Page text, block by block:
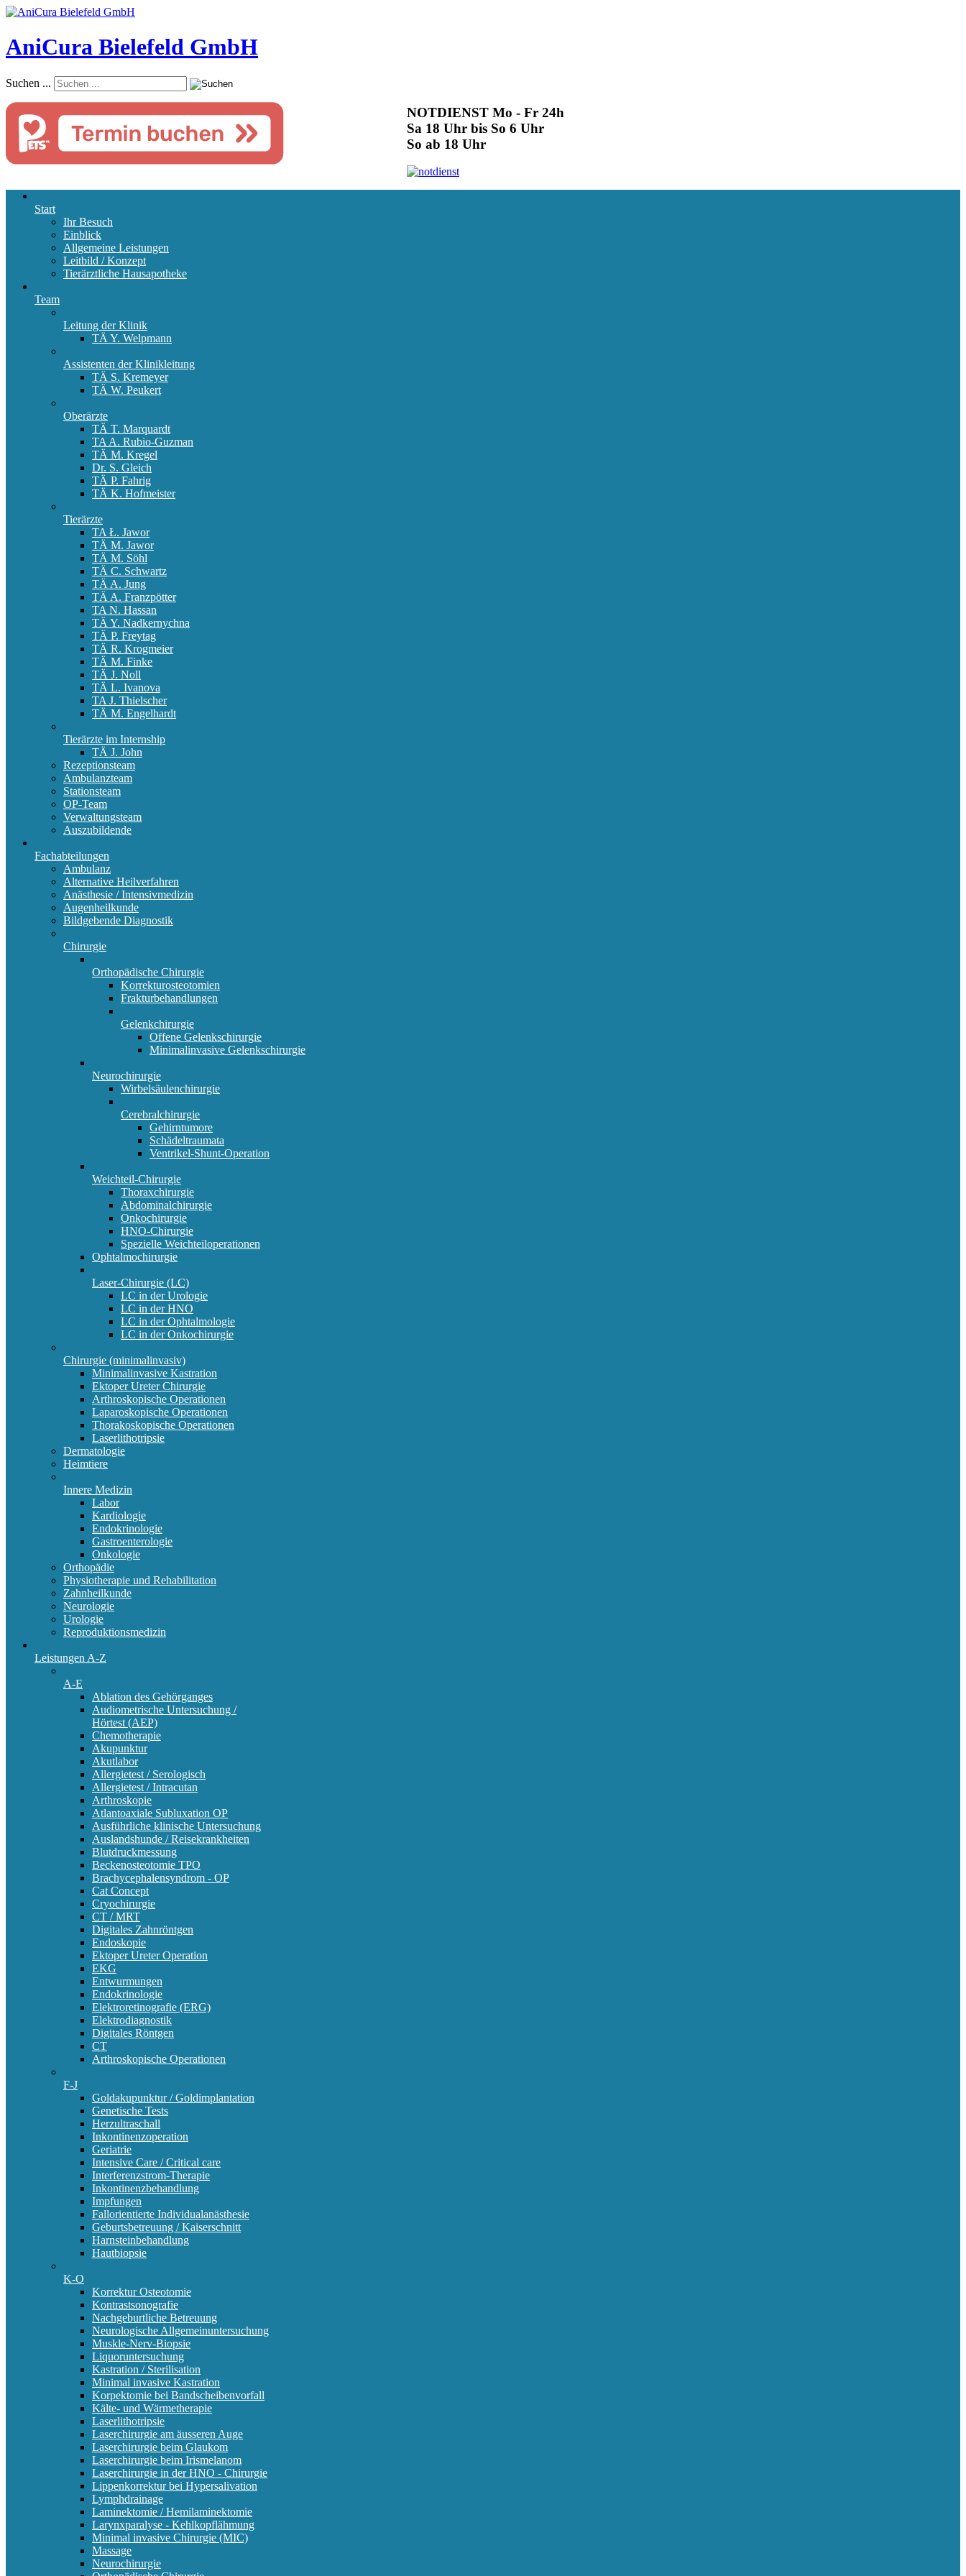
AniCura Bielefeld GmbH
Suchen ...
NOTDIENST Mo - Fr 24h
Sa 18 Uhr bis So 6 Uhr
So ab 18 Uhr
Start
Ihr Besuch
Einblick
Allgemeine Leistungen
Leitbild / Konzept
Tierärztliche Hausapotheke
Team
Leitung der Klinik
TÄ Y. Welpmann
Assistenten der Klinikleitung
TÄ S. Kremeyer
TÄ W. Peukert
Oberärzte
TÄ T. Marquardt
TA A. Rubio-Guzman
TÄ M. Kregel
Dr. S. Gleich
TÄ P. Fahrig
TÄ K. Hofmeister
Tierärzte
TA Ł. Jawor
TÄ M. Jawor
TÄ M. Söhl
TÄ C. Schwartz
TÄ A. Jung
TÄ A. Franzpötter
TA N. Hassan
TÄ Y. Nadkernychna
TÄ P. Freytag
TÄ R. Krogmeier
TÄ M. Finke
TÄ J. Noll
TÄ L. Ivanova
TA J. Thielscher
TÄ M. Engelhardt
Tierärzte im Internship
TÄ J. John
Rezeptionsteam
Ambulanzteam
Stationsteam
OP-Team
Verwaltungsteam
Auszubildende
Fachabteilungen
Ambulanz
Alternative Heilverfahren
Anästhesie / Intensivmedizin
Augenheilkunde
Bildgebende Diagnostik
Chirurgie
Orthopädische Chirurgie
Korrekturosteotomien
Frakturbehandlungen
Gelenkchirurgie
Offene Gelenkschirurgie
Minimalinvasive Gelenkschirurgie
Neurochirurgie
Wirbelsäulenchirurgie
Cerebralchirurgie
Gehirntumore
Schädeltraumata
Ventrikel-Shunt-Operation
Weichteil-Chirurgie
Thoraxchirurgie
Abdominalchirurgie
Onkochirurgie
HNO-Chirurgie
Spezielle Weichteiloperationen
Ophtalmochirurgie
Laser-Chirurgie (LC)
LC in der Urologie
LC in der HNO
LC in der Ophtalmologie
LC in der Onkochirurgie
Chirurgie (minimalinvasiv)
Minimalinvasive Kastration
Ektoper Ureter Chirurgie
Arthroskopische Operationen
Laparoskopische Operationen
Thorakoskopische Operationen
Laserlithotripsie
Dermatologie
Heimtiere
Innere Medizin
Labor
Kardiologie
Endokrinologie
Gastroenterologie
Onkologie
Orthopädie
Physiotherapie und Rehabilitation
Zahnheilkunde
Neurologie
Urologie
Reproduktionsmedizin
Leistungen A-Z
A-E
Ablation des Gehörganges
Audiometrische Untersuchung /
Hörtest (AEP)
Chemotherapie
Akupunktur
Akutlabor
Allergietest / Serologisch
Allergietest / Intracutan
Arthroskopie
Atlantoaxiale Subluxation OP
Ausführliche klinische Untersuchung
Auslandshunde / Reisekrankheiten
Blutdruckmessung
Beckenosteotomie TPO
Brachycephalensyndrom - OP
Cat Concept
Cryochirurgie
CT / MRT
Digitales Zahnröntgen
Endoskopie
Ektoper Ureter Operation
EKG
Entwurmungen
Endokrinologie
Elektroretinografie (ERG)
Elektrodiagnostik
Digitales Röntgen
CT
Arthroskopische Operationen
F-J
Goldakupunktur / Goldimplantation
Genetische Tests
Herzultraschall
Inkontinenzoperation
Geriatrie
Intensive Care / Critical care
Interferenzstrom-Therapie
Inkontinenzbehandlung
Impfungen
Fallorientierte Individualanästhesie
Geburtsbetreuung / Kaiserschnitt
Harnsteinbehandlung
Hautbiopsie
K-O
Korrektur Osteotomie
Kontrastsonografie
Nachgeburtliche Betreuung
Neurologische Allgemeinuntersuchung
Muskle-Nerv-Biopsie
Liquoruntersuchung
Kastration / Sterilisation
Minimal invasive Kastration
Korpektomie bei Bandscheibenvorfall
Kälte- und Wärmetherapie
Laserlithotripsie
Laserchirurgie am äusseren Auge
Laserchirurgie beim Glaukom
Laserchirurgie beim Irismelanom
Laserchirurgie in der HNO - Chirurgie
Lippenkorrektur bei Hypersalivation
Lymphdrainage
Laminektomie / Hemilaminektomie
Larynxparalyse - Kehlkopflähmung
Minimal invasive Chirurgie (MIC)
Massage
Neurochirurgie